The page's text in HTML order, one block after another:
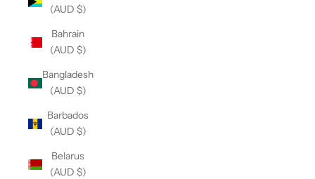
(AUD $)
Bahrain
(AUD $)
Bangladesh
(AUD $)
Barbados
(AUD $)
Belarus
(AUD $)